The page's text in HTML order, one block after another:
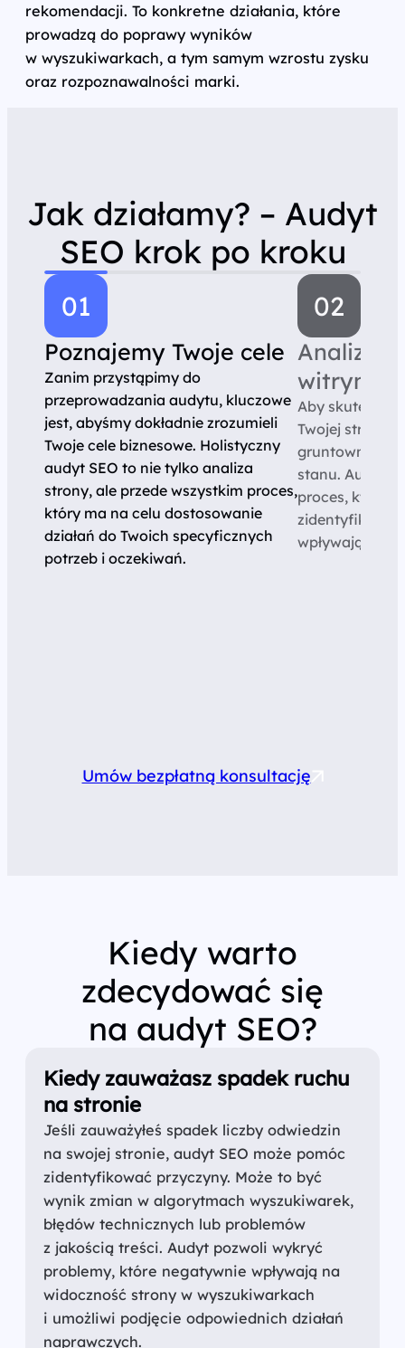
rekomendacji. To konkretne działania, które
prowadzą do poprawy wyników
w wyszukiwarkach, a tym samym wzrostu zysku
oraz rozpoznawalności marki.
Jak działamy? – Audyt
SEO krok po kroku
Poznajemy Twoje cele
Zanim przystąpimy do
przeprowadzania audytu, kluczowe
jest, abyśmy dokładnie zrozumieli
Twoje cele biznesowe. Holistyczny
audyt SEO to nie tylko analiza
strony, ale przede wszystkim proces,
który ma na celu dostosowanie
działań do Twoich specyficznych
potrzeb i oczekiwań.
witrynę
Aby
Twojej strony,
gruntownej
stanu. Audyt
proces, który
wpływające
Umów bezpłatną konsultację
Kiedy warto
zdecydować się
na audyt SEO?
Kiedy zauważasz spadek ruchu
na stronie
Jeśli zauważyłeś spadek liczby odwiedzin
na swojej stronie, audyt SEO może pomóc
zidentyfikować przyczyny. Może to być
wynik zmian w algorytmach wyszukiwarek,
błędów technicznych lub problemów
z jakością treści. Audyt pozwoli wykryć
problemy, które negatywnie wpływają na
widoczność strony w wyszukiwarkach
i umożliwi podjęcie odpowiednich działań
naprawczych.